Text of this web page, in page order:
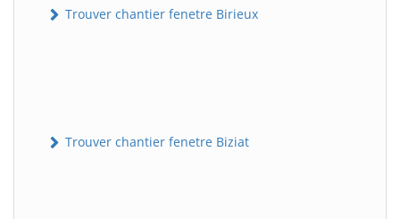
Trouver chantier fenetre Birieux
Trouver chantier fenetre Biziat